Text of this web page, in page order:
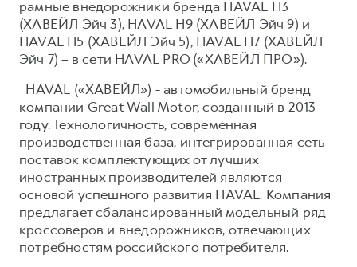
рамные внедорожники бренда HAVAL H3
(ХАВЕЙЛ Эйч 3), HAVAL H9 (ХАВЕЙЛ Эйч 9) и
HAVAL H5 (ХАВЕЙЛ Эйч 5), HAVAL H7 (ХАВЕЙЛ
Эйч 7) – в сети HAVAL PRO («ХАВЕЙЛ ПРО»).
HAVAL («ХАВЕЙЛ») - автомобильный бренд
компании Great Wall Motor, созданный в 2013
году. Технологичность, современная
производственная база, интегрированная сеть
поставок комплектующих от лучших
иностранных производителей являются
основой успешного развития HAVAL. Компания
предлагает сбалансированный модельный ряд
кроссоверов и внедорожников, отвечающих
потребностям российского потребителя.